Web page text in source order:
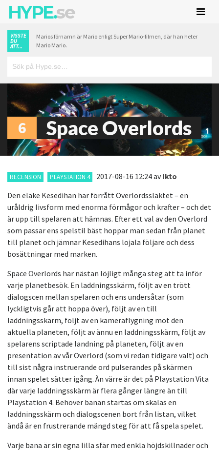
HYPE.se
VISSTE
DU
ATT...
Marios förnamn är Mario enligt Super Mario-filmen, där han heter
Mario Mario.
6 Space Overlords
RECENSION PLAYSTATION 4 2017-08-16 12:24avIkto
Den elake Kesedihan har förrått Overlordssläktet – en
uråldrig livsform med enorma förmågor och krafter – och det
är upp till spelaren att hämnas. Efter ett val av den Overlord
som passar ens spelstil bäst hoppar man sedan från planet
till planet och jämnar Kesedihans lojala följare och dess
bosättningar med marken.
Space Overlords har nästan löjligt många steg att ta inför
varje planetbesök. En laddningsskärm, följt av en trött
dialogscen mellan spelaren och ens undersåtar (som
lyckligtvis går att hoppa över), följt av en till
laddningsskärm, följt av en kameraflygning mot den
aktuella planeten, följt av ännu en laddningsskärm, följt av
spelarens scriptade landning på planeten, följt av en
presentation av vår Overlord (som vi redan tidigare valt) och
till sist några instruerande ord pulserandes på skärmen
innan spelet sätter igång. Än värre är det på Playstation Vita
där varje laddningsskärm är flera gånger längre än till
Playstation 4. Behöver banan startas om skalas en
laddningsskärm och dialogscenen bort från listan, vilket
ändå är en frustrerande mängd steg för att få spela spelet.
Varje bana är sin egna lilla sfär med enkla höjdskillnader och